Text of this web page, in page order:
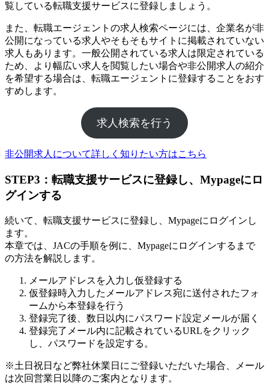
覧している転職支援サービスに登録しましょう。
また、転職エージェントの求人検索ページには、企業名が非
公開になっている求人やそもそもサイトに掲載されていない
求人もあります。一般公開されている求人は限定されている
ため、より幅広い求人を閲覧したい場合や非公開求人の紹介
を希望する場合は、転職エージェントに登録することをおす
すめします。
求人検索を行う
非公開求人について詳しく知りたい方はこちら
STEP3：転職支援サービスに登録し、Mypageにロ
グインする
続いて、転職支援サービスに登録し、Mypageにログインし
ます。
本章では、JACの手順を例に、Mypageにログインするまで
の方法を解説します。
メールアドレスを入力し仮登録する
仮登録時入力したメールアドレス宛に送付されたフォ
ームから本登録を行う
登録完了後、数日以内にパスワード設定メールが届く
登録完了メール内に記載されているURLをクリック
し、パスワードを設定する。
※土日祝日など弊社休業日にご登録いただいた場合、メール
は次回営業日以降のご案内となります。